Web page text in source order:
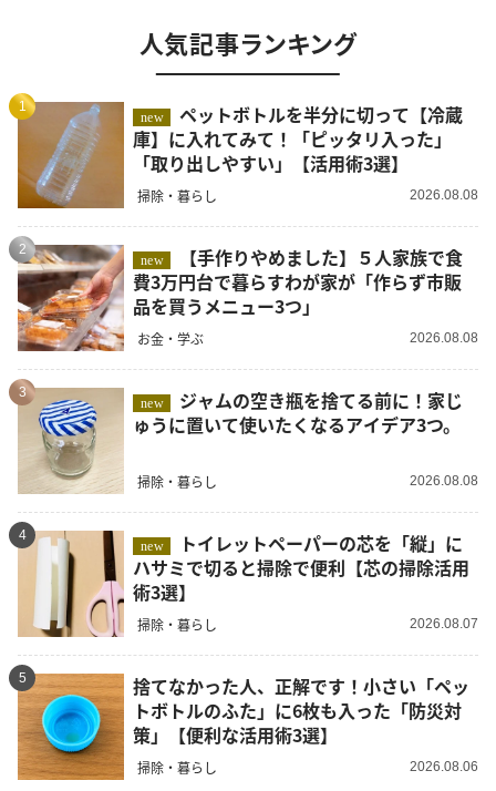
人気記事ランキング
1
new
ペットボトルを半分に切って【冷蔵
庫】に入れてみて！「ピッタリ入った」
「取り出しやすい」【活用術3選】
掃除・暮らし 2026.08.08
2
new
費3万円台で暮らすわが家が「作らず市販
品を買うメニュー3つ」
お金・学ぶ 2026.08.08
3
new
ゅうに置いて使いたくなるアイデア3つ。
掃除・暮らし 2026.08.08
4
new
ハサミで切ると掃除で便利【芯の掃除活用
術3選】
掃除・暮らし 2026.08.07
5
捨てなかった人、正解です！小さい「ペッ
トボトルのふた」に6枚も入った「防災対
策」【便利な活用術3選】
掃除・暮らし 2026.08.06